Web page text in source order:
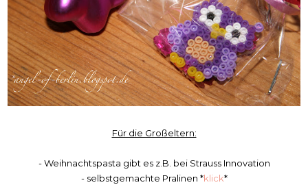
Für die Großeltern:
- Weihnachtspasta gibt es z.B. bei Strauss Innovation
- selbstgemachte Pralinen *klick*